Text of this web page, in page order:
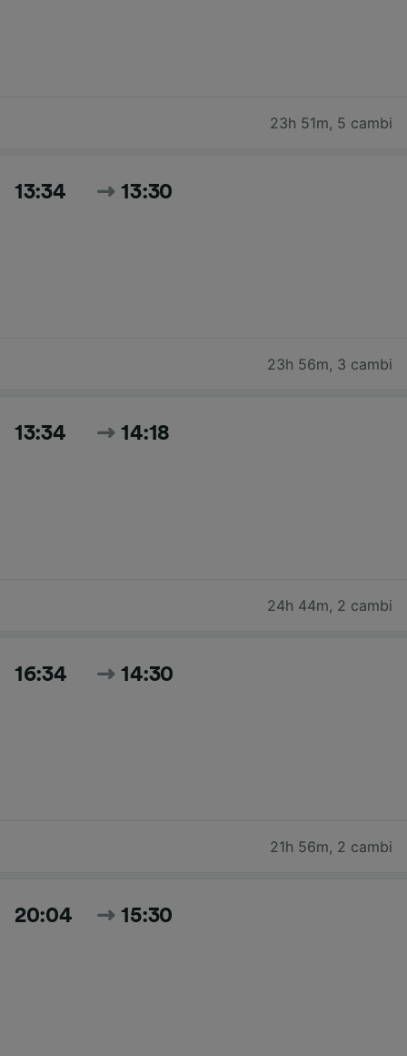
23h 51m, 5 cambi
13:34 13:30
23h 56m, 3 cambi
13:34 14:18
24h 44m, 2 cambi
16:34 14:30
21h 56m, 2 cambi
20:04 15:30